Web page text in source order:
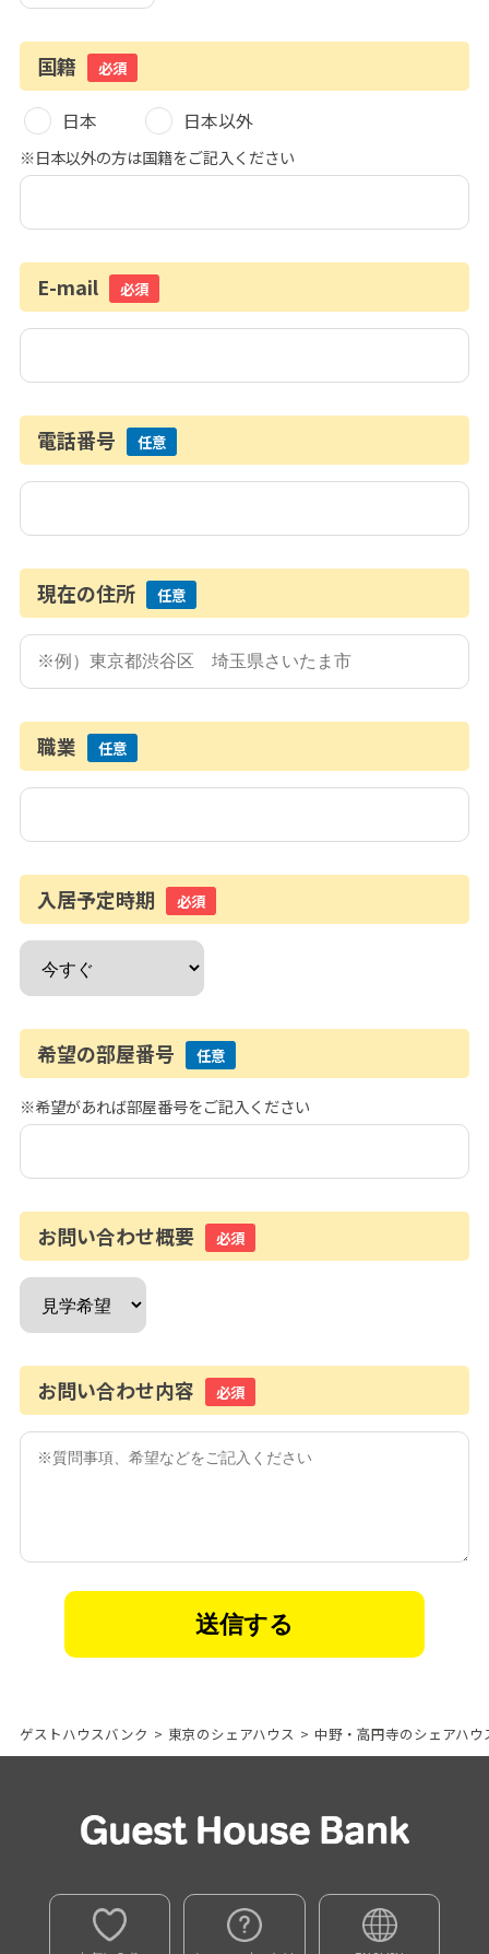
国籍 必須
日本 日本以外
※日本以外の方は国籍をご記入ください
E-mail 必須
電話番号 任意
現在の住所 任意
職業 任意
入居予定時期 必須
希望の部屋番号 任意
※希望があれば部屋番号をご記入ください
お問い合わせ概要 必須
お問い合わせ内容 必須
ゲストハウスバンク > 東京のシェアハウス > 中野・高円寺のシェアハウ